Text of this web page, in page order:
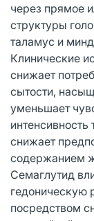
через прямое
структуры
таламус и
Клинические
снижает
сытости,
уменьшает
интенсивность
снижает
содержанием
Семаглутид
гедоническую
посредством